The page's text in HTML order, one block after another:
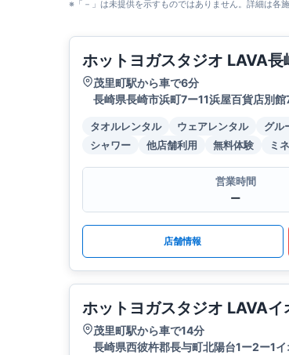
※「－」は未提供を示すものではありません。詳細は各
ホットヨガスタジオ LAVA長
茂里町駅から車で6分
長崎県長崎市浜町7ー11浜屋百貨店別館
タオルレンタル ウェアレンタル グル
シャワー
他店舗利用 無料体験 ミ
営業時間
ー
店舗情報
ホットヨガスタジオ LAVA
茂里町駅から車で14分
長崎県西彼杵郡長与町北陽台1ー2ー1